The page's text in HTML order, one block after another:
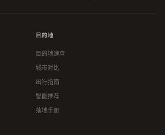
目的地
目的地速查
城市对比
出行指南
智能推荐
落地手册